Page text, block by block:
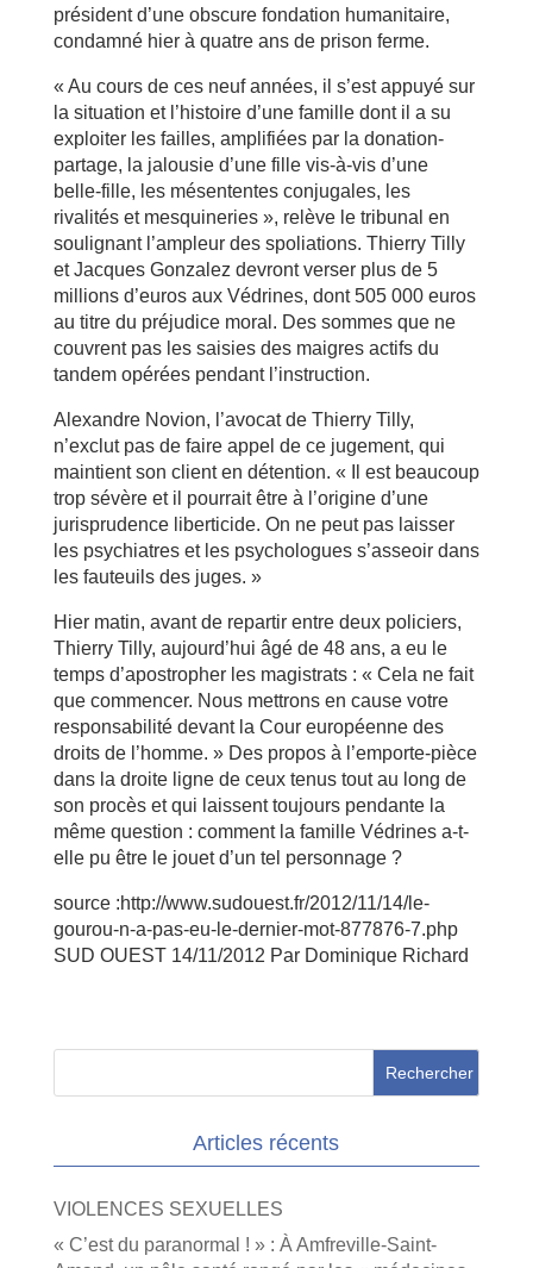
président d’une obscure fondation humanitaire,
condamné hier à quatre ans de prison ferme.
« Au cours de ces neuf années, il s’est appuyé sur
la situation et l’histoire d’une famille dont il a su
exploiter les failles, amplifiées par la donation-
partage, la jalousie d’une fille vis-à-vis d’une
belle-fille, les mésententes conjugales, les
rivalités et mesquineries », relève le tribunal en
soulignant l’ampleur des spoliations. Thierry Tilly
et Jacques Gonzalez devront verser plus de 5
millions d’euros aux Védrines, dont 505 000 euros
au titre du préjudice moral. Des sommes que ne
couvrent pas les saisies des maigres actifs du
tandem opérées pendant l’instruction.
Alexandre Novion, l’avocat de Thierry Tilly,
n’exclut pas de faire appel de ce jugement, qui
maintient son client en détention. « Il est beaucoup
trop sévère et il pourrait être à l’origine d’une
jurisprudence liberticide. On ne peut pas laisser
les psychiatres et les psychologues s’asseoir dans
les fauteuils des juges. »
Hier matin, avant de repartir entre deux policiers,
Thierry Tilly, aujourd’hui âgé de 48 ans, a eu le
temps d’apostropher les magistrats : « Cela ne fait
que commencer. Nous mettrons en cause votre
responsabilité devant la Cour européenne des
droits de l’homme. » Des propos à l’emporte-pièce
dans la droite ligne de ceux tenus tout au long de
son procès et qui laissent toujours pendante la
même question : comment la famille Védrines a-t-
elle pu être le jouet d’un tel personnage ?
source :http://www.sudouest.fr/2012/11/14/le-
gourou-n-a-pas-eu-le-dernier-mot-877876-7.php
SUD OUEST 14/11/2012 Par Dominique Richard
Articles récents
VIOLENCES SEXUELLES
« C’est du paranormal ! » : À Amfreville-Saint-